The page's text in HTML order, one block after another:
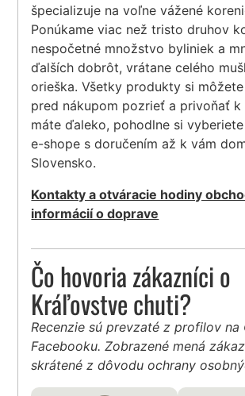
špecializuje na voľne vážené
Ponúkame viac než tristo druhov
nespočetné množstvo byliniek a
ďalších dobrôt, vrátane celého
orieška. Všetky produkty si
pred nákupom pozrieť a privoňať k
máte ďaleko, pohodlne si
e-shope s doručením až k vám
Slovensko.
Kontakty a otváracie hodiny
informácií o doprave
Čo hovoria zákazníci o
Kráľovstve chuti?
Recenzie sú prevzaté z profilov na
Facebooku. Zobrazené mená
skrátené z dôvodu ochrany